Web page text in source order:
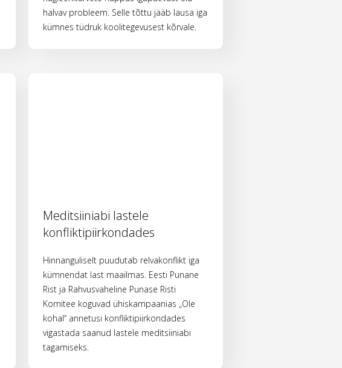
halvav probleem. Selle tõttu jääb lausa iga
kümnes tüdruk koolitegevusest kõrvale.
Meditsiiniabi lastele
konfliktipiirkondades
Hinnanguliselt puudutab relvakonflikt iga
kümnendat last maailmas. Eesti Punane
Rist ja Rahvusvaheline Punase Risti
Komitee koguvad ühiskampaanias „Ole
kohal“ annetusi konfliktipiirkondades
vigastada saanud lastele meditsiiniabi
tagamiseks.